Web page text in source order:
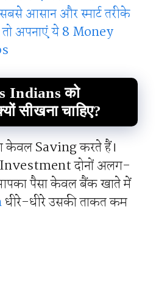
आसान और स्मार्ट तरीके
तो अपनाएं ये 8 Money
Indians को
सीखना चाहिए?
केवल Saving करते हैं।
दोनों अलग-
पैसा केवल बैंक खाते में
धीरे-धीरे उसकी ताकत कम